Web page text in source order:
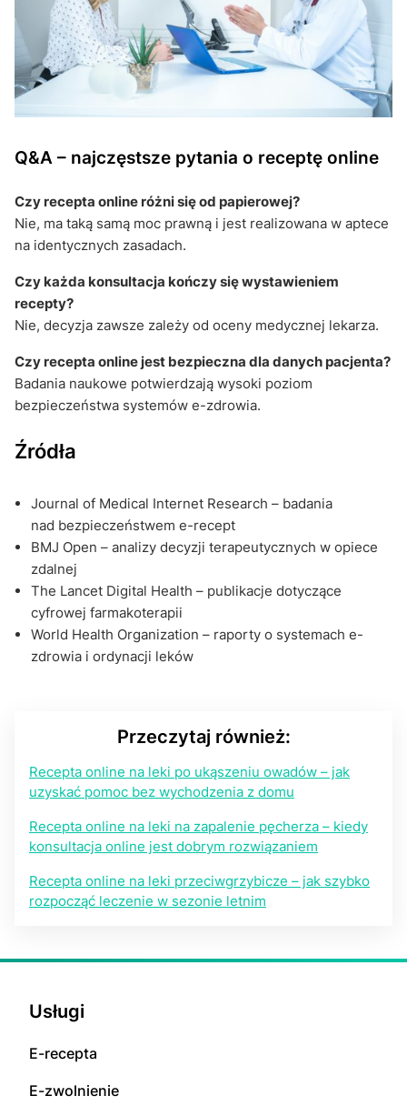
Q&A – najczęstsze pytania o receptę online
Czy recepta online różni się od papierowej?
Nie, ma taką samą moc prawną i jest realizowana w aptece
na identycznych zasadach.
Czy każda konsultacja kończy się wystawieniem
recepty?
Nie, decyzja zawsze zależy od oceny medycznej lekarza.
Czy recepta online jest bezpieczna dla danych pacjenta?
Badania naukowe potwierdzają wysoki poziom
bezpieczeństwa systemów e-zdrowia.
Źródła
Journal of Medical Internet Research – badania
nad bezpieczeństwem e-recept
BMJ Open – analizy decyzji terapeutycznych w opiece
zdalnej
The Lancet Digital Health – publikacje dotyczące
cyfrowej farmakoterapii
World Health Organization – raporty o systemach e-
zdrowia i ordynacji leków
Przeczytaj również:
Recepta online na leki po ukąszeniu owadów – jak
uzyskać pomoc bez wychodzenia z domu
Recepta online na leki na zapalenie pęcherza – kiedy
konsultacja online jest dobrym rozwiązaniem
Recepta online na leki przeciwgrzybicze – jak szybko
rozpocząć leczenie w sezonie letnim
Usługi
E-rесерta
E-zwolnienie